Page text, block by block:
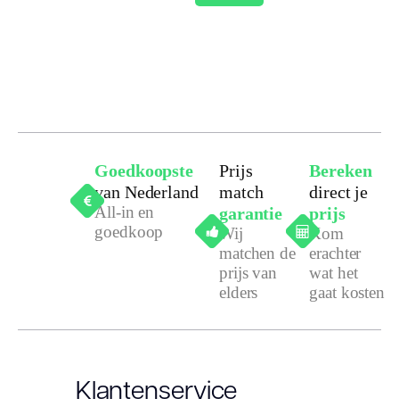
Goedkoopste
van Nederland
All-in en
goedkoop
Prijs
match
garantie
Wij
matchen de
prijs van
elders
Bereken
direct je
prijs
Kom
erachter
wat het
gaat kosten
Klantenservice